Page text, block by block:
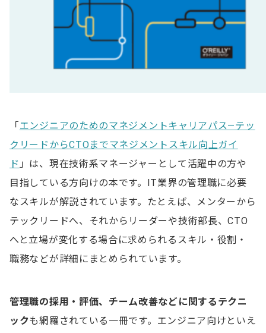
「エンジニアのためのマネジメントキャリアパス―テッ
クリードからCTOまでマネジメントスキル向上ガイ
ド 」は、現在技術系マネージャーとして活躍中の方や
目指している方向けの本です。IT業界の管理職に必要
なスキルが解説されています。たとえば、メンターから
テックリードへ、それからリーダーや技術部長、CTO
へと立場が変化する場合に求められるスキル・役割・
職務などが詳細にまとめられています。
管理職の採用・評価、チーム改善などに関するテクニ
ックも網羅されている一冊です。エンジニア向けといえ